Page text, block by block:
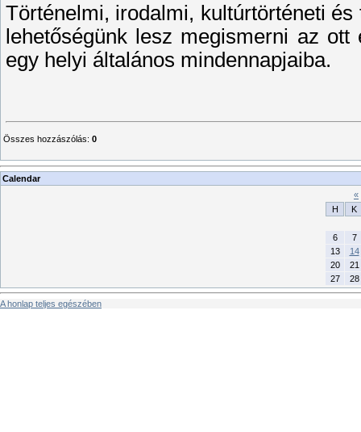
Történelmi, irodalmi, kultúrtörténeti
lehetőségünk lesz megismerni az
egy helyi általános mindennapjaiba.
Összes hozzászólás: 0
Calendar
«
H
K
6
7
13
14
20
21
27
28
A honlap teljes egészében